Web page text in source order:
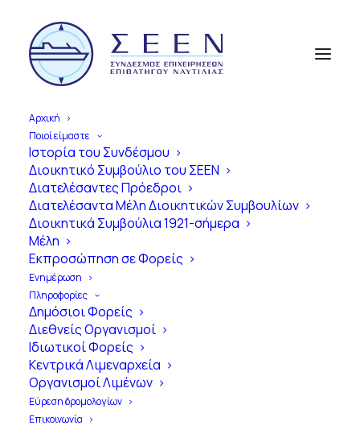
Αρχική
Ποιοί είμαστε
Ιστορία του Συνδέσμου
Διοικητικό Συμβούλιο του ΣΕΕΝ
Διατελέσαντες Πρόεδροι
Διατελέσαντα Μέλη Διοικητικών Συμβουλίων
Διοικητικά Συμβούλια 1921-σήμερα
Μέλη
Εκπροσώπηση σε Φορείς
Ενημέρωση
Πληροφορίες
Δημόσιοι Φορείς
Διεθνείς Οργανισμοί
Ιδιωτικοί Φορείς
Κεντρικά Λιμεναρχεία
Οργανισμοί Λιμένων
Εύρεση δρομολογίων
Επικοινωνία
ΑπότηνΊδρυ
ΣύγχρονηΕποχή
100Χρόνια
Επιβα
στηνΕλλά δ